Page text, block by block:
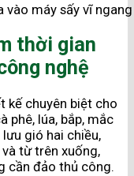
máy sấy vĩ ngang
thời gian
nghệ
kế chuyên biệt cho
phê, lúa, bắp, mắc
gió hai chiều,
từ trên xuống,
cần đảo thủ công.